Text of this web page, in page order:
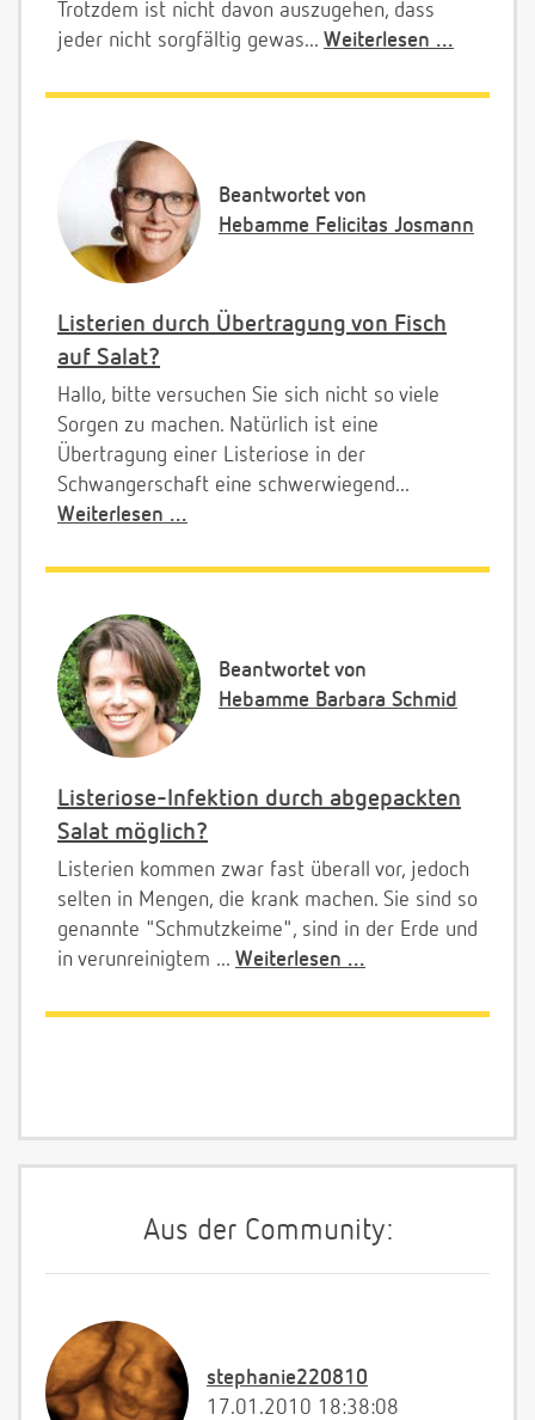
Trotzdem ist nicht davon auszugehen, dass
jeder nicht sorgfältig gewas... Weiterlesen ...
Beantwortet von
Hebamme Felicitas Josmann
Listerien durch Übertragung von Fisch
auf Salat?
Hallo, bitte versuchen Sie sich nicht so viele
Sorgen zu machen. Natürlich ist eine
Übertragung einer Listeriose in der
Schwangerschaft eine schwerwiegend...
Weiterlesen ...
Beantwortet von
Hebamme Barbara Schmid
Listeriose-Infektion durch abgepackten
Salat möglich?
Listerien kommen zwar fast überall vor, jedoch
selten in Mengen, die krank machen. Sie sind so
genannte "Schmutzkeime", sind in der Erde und
in verunreinigtem ... Weiterlesen ...
Aus der Community:
stephanie220810
17.01.2010 18:38:08